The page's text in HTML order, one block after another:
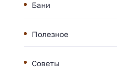
Бани
Полезное
Советы